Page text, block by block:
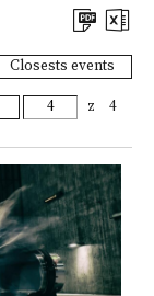
Closests events
z 4